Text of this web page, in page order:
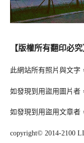
【版權所有翻印必究
此網站所有照片與文字
如發現到用盜用圖片者
如發現到用盜用文章者
copyright© 2014-2100